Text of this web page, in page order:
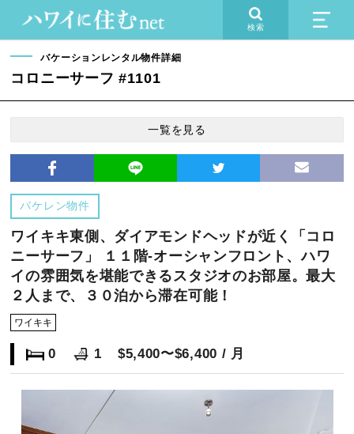
検索
バケーションレンタル物件詳細
コロニーサーフ #1101
一覧を見る
バケレン物件
ワイキキ東側、ダイアモンドヘッドが近く「コロ
ニーサーフ」 １１階-オーシャンフロント、ハワ
イの雰囲気を堪能できるスタジオのお部屋。最大
２人まで、３０泊から滞在可能！
ワイキキ
0 1 $5,400〜$6,400 / 月